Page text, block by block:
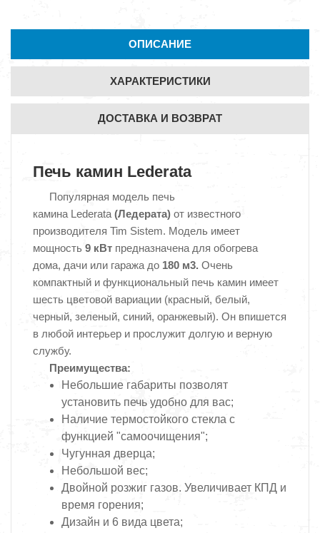
ОПИСАНИЕ
ХАРАКТЕРИСТИКИ
ДОСТАВКА И ВОЗВРАТ
Печь камин Lederata
Популярная модель печь
камина Lederata (Ледерата) от известного
производителя Tim Sistem. Модель имеет
мощность 9 кВт предназначена для обогрева
дома, дачи или гаража до 180 м3. Очень
компактный и функциональный печь камин имеет
шесть цветовой вариации (красный, белый,
черный, зеленый, синий, оранжевый). Он впишется
в любой интерьер и прослужит долгую и верную
службу.
Преимущества:
Небольшие габариты позволят
установить печь удобно для вас;
Наличие термостойкого стекла с
функцией "самоочищения";
Чугунная дверца;
Небольшой вес;
Двойной розжиг газов. Увеличивает КПД и
время горения;
Дизайн и 6 вида цвета;